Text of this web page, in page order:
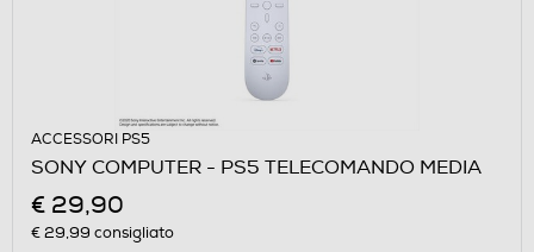
ACCESSORI PS5
SONY COMPUTER - PS5 TELECOMANDO MEDIA
€ 29,90
€ 29,99 consigliato